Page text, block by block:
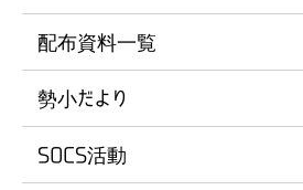
配布資料一覧
勢小だより
SOCS活動